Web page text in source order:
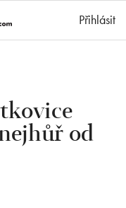
Přihlásit
od